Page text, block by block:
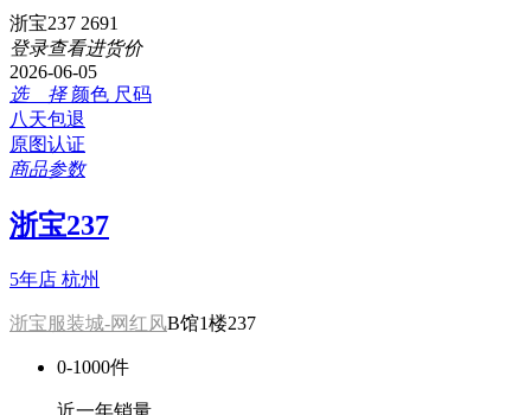
浙宝237 2691
登录查看进货价
2026-06-05
选 择 颜色 尺码
八天包退
原图认证
商品参数
浙宝237
5年店 杭州
浙宝服装城-网红风B馆1楼237
0-1000件
近一年销量